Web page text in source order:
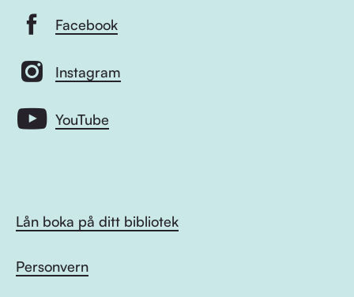
Facebook
Instagram
YouTube
Lån boka på ditt bibliotek
Personvern